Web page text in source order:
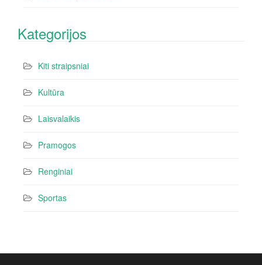
Kategorijos
Kiti straipsniai
Kultūra
Laisvalaikis
Pramogos
Renginiai
Sportas